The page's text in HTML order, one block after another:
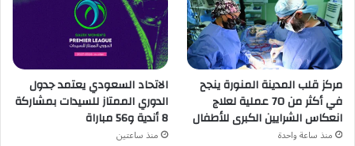
مركز قلب المدينة المنورة ينجح
في أكثر من 70 عملية لعلاج
انعكاس الشرايين الكبرى للأطفال
منذ ساعة واحدة
الاتحاد السعودي يعتمد جدول
الدوري الممتاز للسيدات بمشاركة
8 أندية و56 مباراة
منذ ساعتين